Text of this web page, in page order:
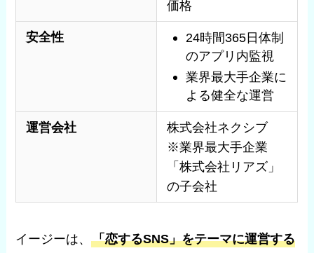
価格
安全性
24時間365日体制
のアプリ内監視
業界最大手企業に
よる健全な運営
運営会社
株式会社ネクシブ
※業界最大手企業
「株式会社リアズ」
の子会社
イージーは、「恋するSNS」をテーマに運営する